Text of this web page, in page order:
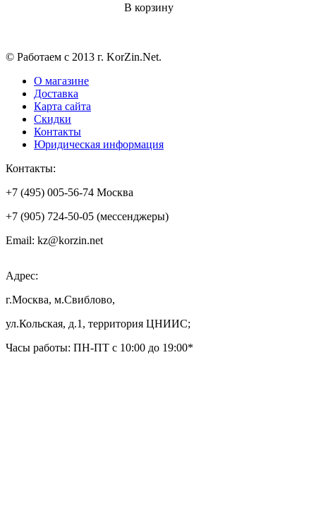
В корзину
© Работаем с 2013 г. KorZin.Net.
О магазине
Доставка
Карта сайта
Скидки
Контакты
Юридическая информация
Контакты:
+7 (495) 005-56-74 Москва
+7 (905) 724-50-05 (мессенджеры)
Email: kz@korzin.net
Адрес:
г.Москва, м.Свиблово,
ул.Кольская, д.1, территория ЦНИИС;
Часы работы: ПН-ПТ с 10:00 до 19:00*